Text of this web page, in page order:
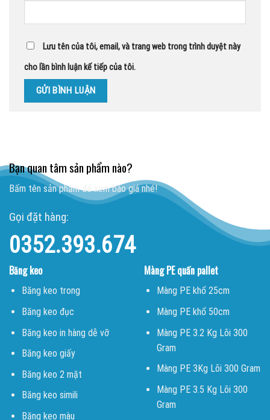
Lưu tên của tôi, email, và trang web trong trình duyệt này
cho lần bình luận kế tiếp của tôi.
Bạn quan tâm sản phẩm nào?
Bấm tên sản phẩm để xem báo giá nhé!
Gọi đặt hàng:
0352.393.674
Băng keo
Băng keo trong
Băng keo đục
Băng keo in hàng dễ vỡ
Băng keo giấy
Băng keo 2 mặt
Băng keo simili
Băng keo màu
Màng PE quấn pallet
Màng PE khổ 25cm
Màng PE khổ 50cm
Màng PE 3.2 Kg Lõi 300
Gram
Màng PE 3Kg Lõi 300 Gram
Màng PE 3.5 Kg Lõi 300
Gram